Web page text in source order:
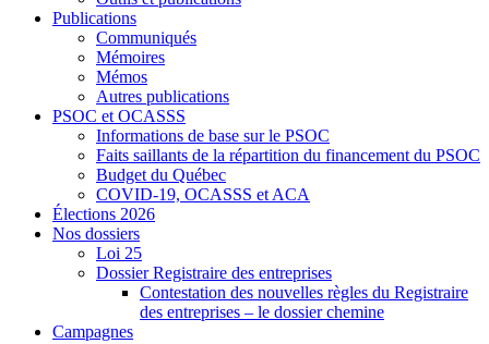
Publications
Communiqués
Mémoires
Mémos
Autres publications
PSOC et OCASSS
Informations de base sur le PSOC
Faits saillants de la répartition du financement du PSOC
Budget du Québec
COVID-19, OCASSS et ACA
Élections 2026
Nos dossiers
Loi 25
Dossier Registraire des entreprises
Contestation des nouvelles règles du Registraire
des entreprises – le dossier chemine
Campagnes